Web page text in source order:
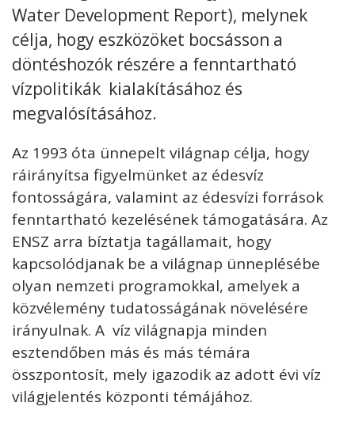
Adatkezelési tájékoztató Impresszum
Technikai információk
Water Development Report), melynek
célja, hogy eszközöket bocsásson a
döntéshozók részére a fenntartható
vízpolitikák kialakításához és
megvalósításához.
Az 1993 óta ünnepelt világnap célja, hogy
ráirányítsa figyelmünket az édesvíz
fontosságára, valamint az édesvízi források
fenntartható kezelésének támogatására. Az
ENSZ arra bíztatja tagállamait, hogy
kapcsolódjanak be a világnap ünneplésébe
olyan nemzeti programokkal, amelyek a
közvélemény tudatosságának növelésére
irányulnak. A víz világnapja minden
esztendőben más és más témára
összpontosít, mely igazodik az adott évi víz
világjelentés központi témájához.